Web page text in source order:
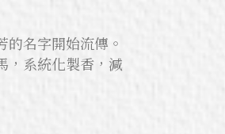
名字開始流傳。
，系統化製香，減